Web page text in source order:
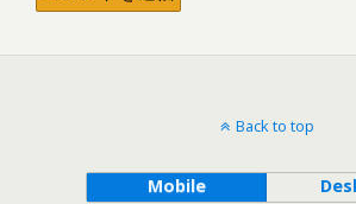
Back to top
Mobile